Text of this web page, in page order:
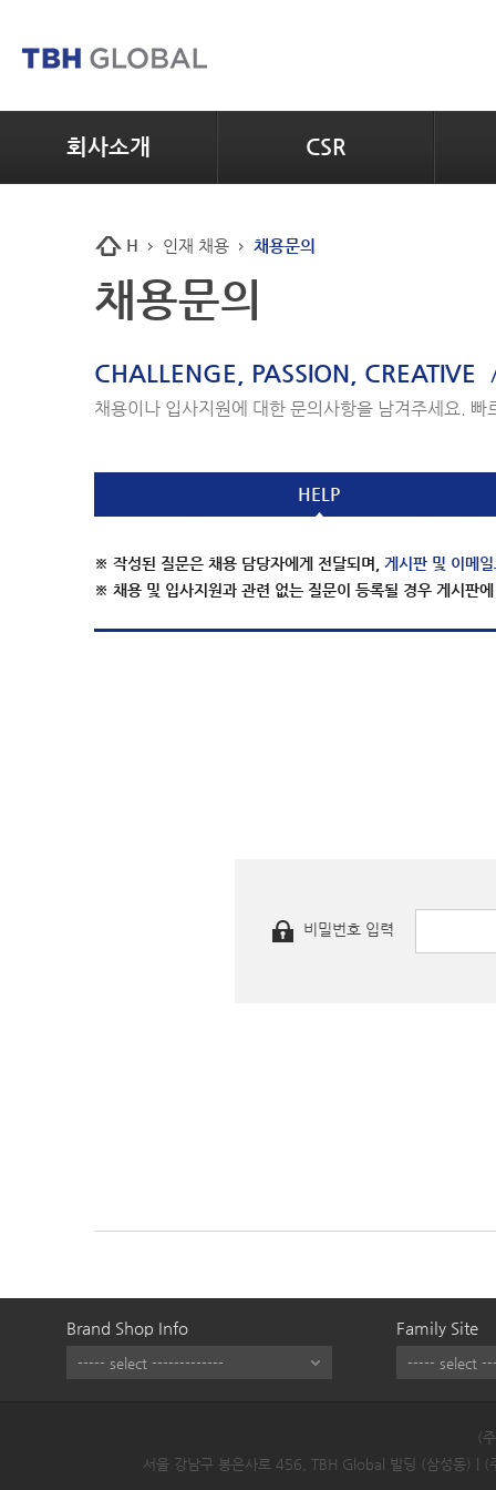
회사소개 CSR
H 인재 채용 채용문의
채용문의
CHALLENGE, PASSION, CREATIVE
채용이나 입사지원에 대한 문의사항을 남겨주세요.
HELP
※ 작성된 질문은 채용 담당자에게 전달되며, 게시판 및 이메
※ 채용 및 입사지원과 관련 없는 질문이 등록될 경우 게시판
비밀번호 입력
Brand Shop Info Family Site
(
서울 강남구 봉은사로 456, TBH Global 빌딩 (삼성동) |